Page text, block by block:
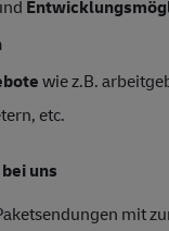
wie z.B.
etc.
uns
mit